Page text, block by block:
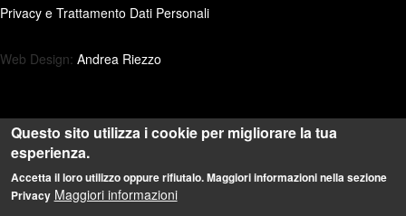
Privacy e Trattamento Dati Personali
Web Design: Andrea Riezzo
Questo sito utilizza i cookie per migliorare la tua
esperienza.
Accetta il loro utilizzo oppure rifiutalo. Maggiori informazioni nella sezione
Privacy Maggiori informazioni